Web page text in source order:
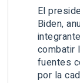
El
Biden,
combatir
fuentes
por la